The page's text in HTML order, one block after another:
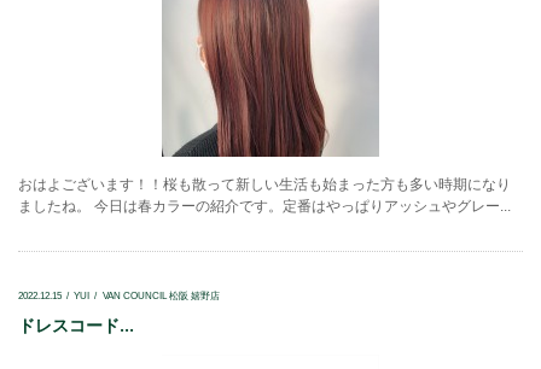
おはよございます！！桜も散って新しい生活も始まった方も多い時期になり
ましたね。 今日は春カラーの紹介です。定番はやっぱりアッシュやグレー...
2022.12.15 YUI VAN COUNCIL 松阪 嬉野店
ドレスコード...